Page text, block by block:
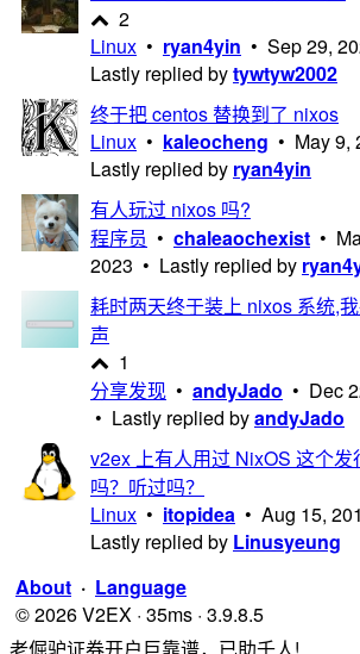
2
Linux • ryan4yin • Sep 29,
Lastly replied bytywtyw2002
终于把 centos 替换到了 nixos
Linux • kaleocheng • May 9,
Lastly replied by ryan4yin
有人玩过 nixos 吗?
程序员 • chaleaochexist •
2023 • Lastly replied by
耗时两天终于装上 nixos 系统,
声
1
分享发现 • andyJado • Dec
• Lastly replied byandyJado
v2ex 上有人用过 NixOS 这个发
吗？听过吗？
Linux • itopidea • Aug 15,
Lastly replied by Linusyeung
About · Language
© 2026 V2EX · 35ms · 3.9.8.5